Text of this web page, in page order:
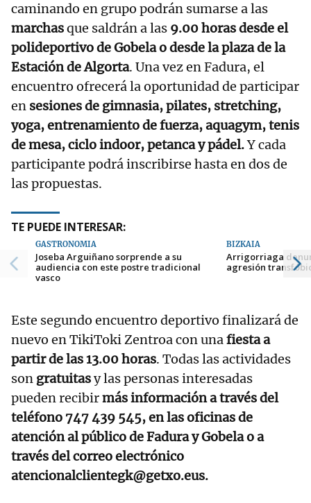
caminando en grupo podrán sumarse a las
marchasque saldrán a las 9.00 horas desde el
polideportivo de Gobela o desde la plaza de la
Estación de Algorta. Una vez en Fadura, el
encuentro ofrecerá la oportunidad de participar
en sesiones de gimnasia, pilates, stretching,
yoga, entrenamiento de fuerza, aquagym, tenis
de mesa, ciclo indoor, petanca y pádel.Y cada
participante podrá inscribirse hasta en dos de
las propuestas.
TE PUEDE INTERESAR:
GASTRONOMÍA
Joseba Arguiñano sorprende a su
audiencia con este postre tradicional
vasco
BIZKAIA
Arrigorriaga
agresión
Este segundo encuentro deportivo finalizará de
nuevo en TikiToki Zentroa con unafiesta a
partir de las 13.00 horas. Todas las actividades
son gratuitasy las personas interesadas
pueden recibirmás información a través del
teléfono 747 439 545, en las oficinas de
atención al público de Fadura y Gobela o a
través del correo electrónico
atencionalclientegk@getxo.eus.